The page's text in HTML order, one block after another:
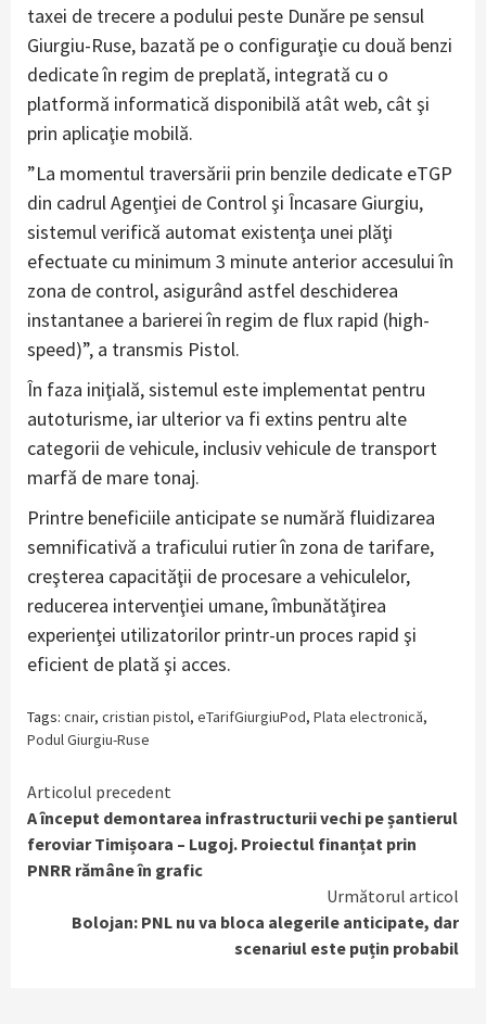
taxei de trecere a podului peste Dunăre pe sensul
Giurgiu-Ruse, bazată pe o configuraţie cu două benzi
dedicate în regim de preplată, integrată cu o
platformă informatică disponibilă atât web, cât şi
prin aplicaţie mobilă.
”La momentul traversării prin benzile dedicate eTGP
din cadrul Agenţiei de Control şi Încasare Giurgiu,
sistemul verifică automat existenţa unei plăţi
efectuate cu minimum 3 minute anterior accesului în
zona de control, asigurând astfel deschiderea
instantanee a barierei în regim de flux rapid (high-
speed)”, a transmis Pistol.
În faza iniţială, sistemul este implementat pentru
autoturisme, iar ulterior va fi extins pentru alte
categorii de vehicule, inclusiv vehicule de transport
marfă de mare tonaj.
Printre beneficiile anticipate se numără fluidizarea
semnificativă a traficului rutier în zona de tarifare,
creşterea capacităţii de procesare a vehiculelor,
reducerea intervenţiei umane, îmbunătăţirea
experienţei utilizatorilor printr-un proces rapid şi
eficient de plată şi acces.
Tags: cnair, cristian pistol, eTarifGiurgiuPod, Plata electronică,
Podul Giurgiu-Ruse
Continue
Reading
Articolul precedent
A început demontarea infrastructurii vechi pe șantierul
feroviar Timișoara – Lugoj. Proiectul finanțat prin
PNRR rămâne în grafic
Următorul articol
Bolojan: PNL nu va bloca alegerile anticipate, dar
scenariul este puțin probabil